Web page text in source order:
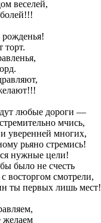
веселей,
торт.
любые дороги —
мчись,
уверенней многих,
рьяно стремись!
нужные цели!
было не счесть
восторгом смотрели,
ты первых лишь мест!
желаем